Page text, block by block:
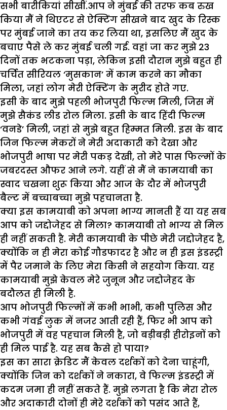
सभी बारीकियां सीखीं.आप ने मुंबई की तरफ कब रुख
किया मैं ने थिएटर से ऐक्टिंग सीखने बाद खुद के रिस्क
पर मुंबई जाने का तय कर लिया था, इसलिए मैं खुद के
बचाए पैसे ले कर मुंबई चली गई. वहां जा कर मुझे 23
दिनों तक भटकना पड़ा, लेकिन इसी दौरान मुझे बहुत ही
चर्चित सीरियल ‘मुसकान’ में काम करने का मौका
मिला, जहां लोग मेरी ऐक्टिंग के मुरीद होते गए.
इसी के बाद मुझे पहली भोजपुरी फिल्म मिली, जिस में
मुझे सैकंड लीड रोल मिला. इसी के बाद हिंदी फिल्म
‘वनडे’ मिली, जहां से मुझे बहुत हिम्मत मिली. इस के बाद
जिन फिल्म मेकरों ने मेरी अदाकारी को देखा और
भोजपुरी भाषा पर मेरी पकड़ देखी, तो मेरे पास फिल्मों के
जबरदस्त औफर आने लगे. यहीं से मैं ने कामयाबी का
स्वाद चखना शुरू किया और आज के दौर में भोजपुरी
बैल्ट में बच्चाबच्चा मुझे पहचानता है.
क्या इस कामयाबी को अपना भाग्य मानती हैं या यह सब
आप को जद्दोजेहद से मिला? कामयाबी तो भाग्य से मिल
ही नहीं सकती है. मेरी कामयाबी के पीछे मेरी जद्दोजेहद है,
क्योंकि न ही मेरा कोई गौडफादर है और न ही इस इंडस्ट्री
में पैर जमाने के लिए मेरा किसी ने सहयोग किया. यह
कामयाबी मुझे केवल मेरे जुनून और जद्दोजेहद के
बदौलत ही मिली है.
आप भोजपुरी फिल्मों में कभी भाभी, कभी पुलिस और
कभी गंवई लुक में नजर आती रही हैं, फिर भी आप को
भोजपुरी में वह पहचान मिली है, जो बड़ीबड़ी हीरोइनों को
ही मिल पाई है. यह सब कैसे हो पाया?
इस का सारा क्रेडिट मैं केवल दर्शकों को देना चाहूंगी,
क्योंकि जिन को दर्शकों ने नकारा, वे फिल्म इंडस्ट्री में
कदम जमा ही नहीं सकते हैं. मुझे लगता है कि मेरा रोल
और अदाकारी दोनों ही मेरे दर्शकों को पसंद आते हैं,